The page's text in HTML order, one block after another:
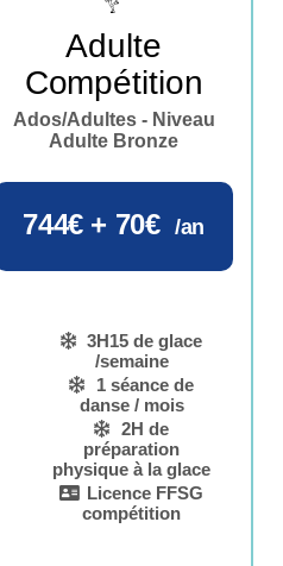
Adulte
Compétition
Ados/Adultes - Niveau
Adulte Bronze
744€ + 70€ /an
3H15 de glace
/semaine
1 séance de
danse / mois
2H de
préparation
physique à la glace
Licence FFSG
compétition